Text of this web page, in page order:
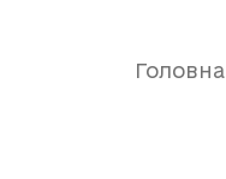
Головна